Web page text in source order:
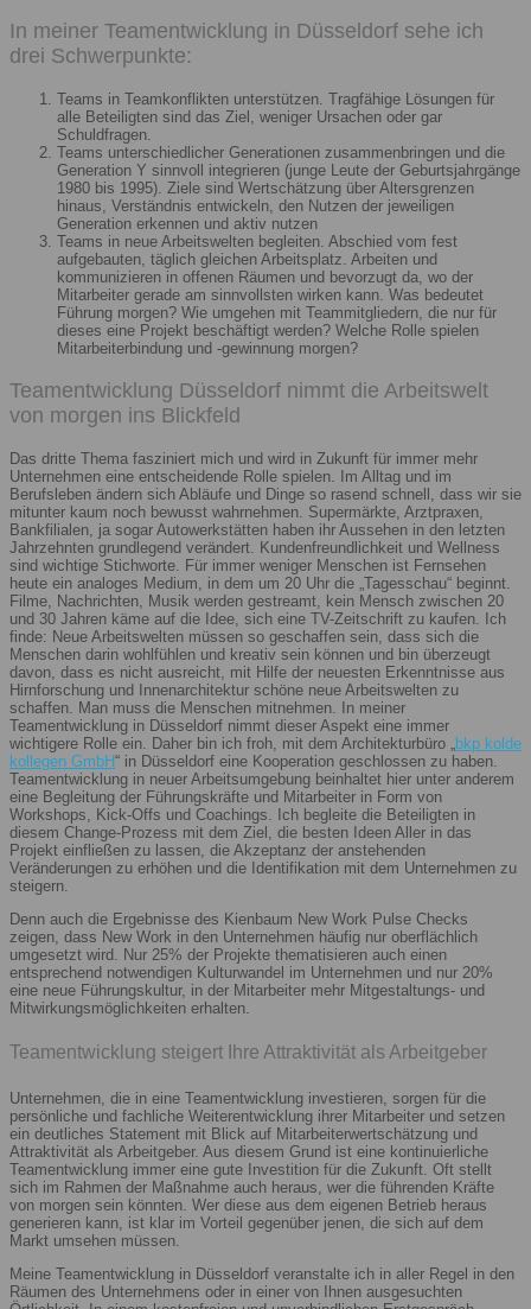
In meiner Teamentwicklung in Düsseldorf sehe ich
drei Schwerpunkte:
Teams in Teamkonflikten unterstützen. Tragfähige Lösungen für
alle Beteiligten sind das Ziel, weniger Ursachen oder gar
Schuldfragen.
Teams unterschiedlicher Generationen zusammenbringen und die
Generation Y sinnvoll integrieren (junge Leute der Geburtsjahrgänge
1980 bis 1995). Ziele sind Wertschätzung über Altersgrenzen
hinaus, Verständnis entwickeln, den Nutzen der jeweiligen
Generation erkennen und aktiv nutzen
Teams in neue Arbeitswelten begleiten. Abschied vom fest
aufgebauten, täglich gleichen Arbeitsplatz. Arbeiten und
kommunizieren in offenen Räumen und bevorzugt da, wo der
Mitarbeiter gerade am sinnvollsten wirken kann. Was bedeutet
Führung morgen? Wie umgehen mit Teammitgliedern, die nur für
dieses eine Projekt beschäftigt werden? Welche Rolle spielen
Mitarbeiterbindung und -gewinnung morgen?
Teamentwicklung Düsseldorf nimmt die Arbeitswelt
von morgen ins Blickfeld
Das dritte Thema fasziniert mich und wird in Zukunft für immer mehr
Unternehmen eine entscheidende Rolle spielen. Im Alltag und im
Berufsleben ändern sich Abläufe und Dinge so rasend schnell, dass wir sie
mitunter kaum noch bewusst wahrnehmen. Supermärkte, Arztpraxen,
Bankfilialen, ja sogar Autowerkstätten haben ihr Aussehen in den letzten
Jahrzehnten grundlegend verändert. Kundenfreundlichkeit und Wellness
sind wichtige Stichworte. Für immer weniger Menschen ist Fernsehen
heute ein analoges Medium, in dem um 20 Uhr die „Tagesschau“ beginnt.
Filme, Nachrichten, Musik werden gestreamt, kein Mensch zwischen 20
und 30 Jahren käme auf die Idee, sich eine TV-Zeitschrift zu kaufen. Ich
finde: Neue Arbeitswelten müssen so geschaffen sein, dass sich die
Menschen darin wohlfühlen und kreativ sein können und bin überzeugt
davon, dass es nicht ausreicht, mit Hilfe der neuesten Erkenntnisse aus
Hirnforschung und Innenarchitektur schöne neue Arbeitswelten zu
schaffen. Man muss die Menschen mitnehmen. In meiner
Teamentwicklung in Düsseldorf nimmt dieser Aspekt eine immer
wichtigere Rolle ein. Daher bin ich froh, mit dem Architekturbüro „bkp kolde
kollegen GmbH“ in Düsseldorf eine Kooperation geschlossen zu haben.
Teamentwicklung in neuer Arbeitsumgebung beinhaltet hier unter anderem
eine Begleitung der Führungskräfte und Mitarbeiter in Form von
Workshops, Kick-Offs und Coachings. Ich begleite die Beteiligten in
diesem Change-Prozess mit dem Ziel, die besten Ideen Aller in das
Projekt einfließen zu lassen, die Akzeptanz der anstehenden
Veränderungen zu erhöhen und die Identifikation mit dem Unternehmen zu
steigern.
Denn auch die Ergebnisse des Kienbaum New Work Pulse Checks
zeigen, dass New Work in den Unternehmen häufig nur oberflächlich
umgesetzt wird. Nur 25% der Projekte thematisieren auch einen
entsprechend notwendigen Kulturwandel im Unternehmen und nur 20%
eine neue Führungskultur, in der Mitarbeiter mehr Mitgestaltungs- und
Mitwirkungsmöglichkeiten erhalten.
Teamentwicklung steigert Ihre Attraktivität als Arbeitgeber
Unternehmen, die in eine Teamentwicklung investieren, sorgen für die
persönliche und fachliche Weiterentwicklung ihrer Mitarbeiter und setzen
ein deutliches Statement mit Blick auf Mitarbeiterwertschätzung und
Attraktivität als Arbeitgeber. Aus diesem Grund ist eine kontinuierliche
Teamentwicklung immer eine gute Investition für die Zukunft. Oft stellt
sich im Rahmen der Maßnahme auch heraus, wer die führenden Kräfte
von morgen sein könnten. Wer diese aus dem eigenen Betrieb heraus
generieren kann, ist klar im Vorteil gegenüber jenen, die sich auf dem
Markt umsehen müssen.
Meine Teamentwicklung in Düsseldorf veranstalte ich in aller Regel in den
Räumen des Unternehmens oder in einer von Ihnen ausgesuchten